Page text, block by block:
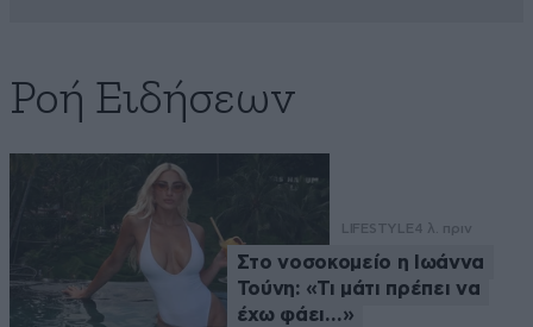
Ροή Ειδήσεων
LIFESTYLE4 λ. πριν
Στο νοσοκομείο η Ιωάννα
Τούνη: «Τι μάτι πρέπει να
έχω φάει…»